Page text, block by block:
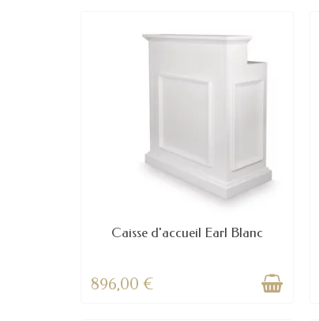
Caisse d'accueil Earl Blanc
896,00 €